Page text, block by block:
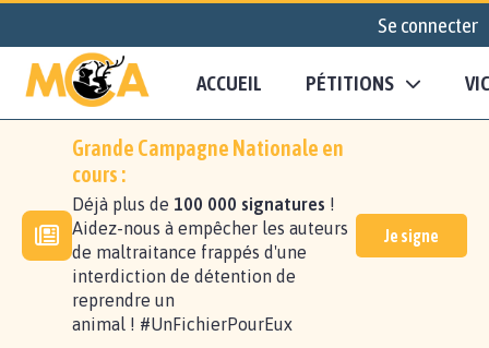
Se connecter
ACCUEIL PÉTITIONS
Grande Campagne Nationale en
cours :
Déjà plus de 100 000 signatures !
Aidez-nous à empêcher les auteurs
de maltraitance frappés d'une
interdiction de détention de
reprendre un
animal ! #UnFichierPourEux
Je signe